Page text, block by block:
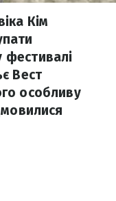
Кім
Вест
особливу